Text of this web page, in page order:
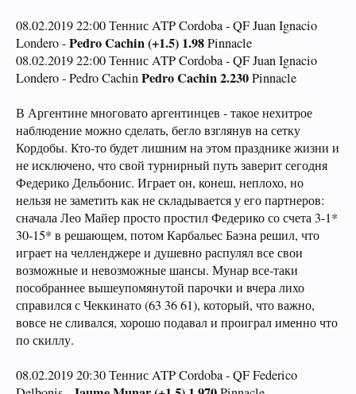
08.02.2019 22:00 Теннис ATP Cordoba - QF Juan Ignacio
Londero -Pedro Cachin (+1.5) 1.98Pinnacle
08.02.2019 22:00 Теннис ATP Cordoba - QF Juan Ignacio
Londero - Pedro CachinPedro Cachin 2.230Pinnacle
В Аргентине многовато аргентинцев - такое нехитрое
наблюдение можно сделать, бегло взглянув на сетку
Кордобы. Кто-то будет лишним на этом празднике жизни и
не исключено, что свой турнирный путь заверит сегодня
Федерико Дельбонис. Играет он, конеш, неплохо, но
нельзя не заметить как не складывается у его партнеров:
сначала Лео Майер просто простил Федерико со счета 3-1*
30-15* в решающем, потом Карбальес Баэна решил, что
играет на челленджере и душевно распулял все свои
возможные и невозможные шансы. Мунар все-таки
пособраннее вышеупомянутой парочки и вчера лихо
справился с Чеккинато (63 36 61), который, что важно,
вовсе не сливался, хорошо подавал и проиграл именно что
по скиллу.
08.02.2019 20:30 Теннис ATP Cordoba - QF Federico